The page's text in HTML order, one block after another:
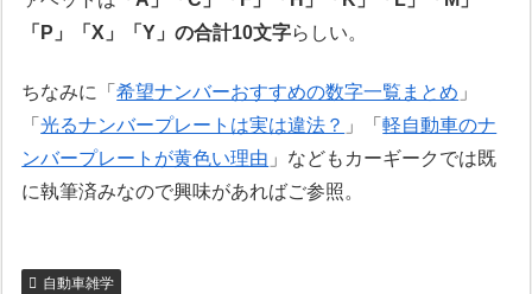
「P」「X」「Y」の合計10文字らしい。
ちなみに「希望ナンバーおすすめの数字一覧まとめ 」
「光るナンバープレートは実は違法？ 」「軽自動車のナ
ンバープレートが黄色い理由 」などもカーギークでは既
に執筆済みなので興味があればご参照。
自動車雑学